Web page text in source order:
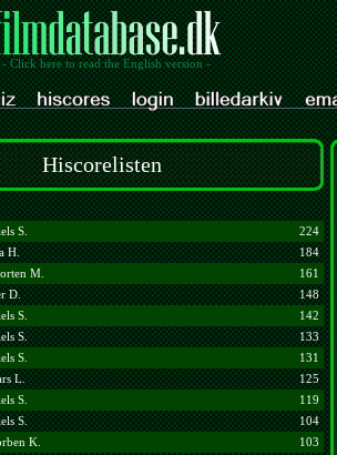
- Click here to read the English version -
Hiscorelisten
S.
224
H.
184
M.
161
D.
148
S.
142
S.
133
S.
131
L.
125
S.
119
S.
104
K.
103